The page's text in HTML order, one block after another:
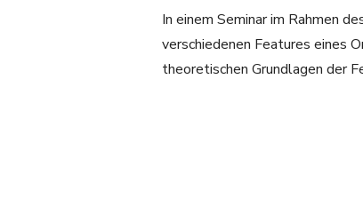
In einem Seminar im Rahmen
verschiedenen Features eines
theoretischen Grundlagen der